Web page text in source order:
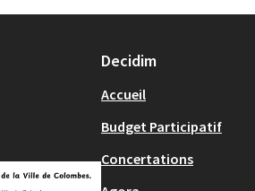
Decidim
Accueil
Budget Participatif
Concertations